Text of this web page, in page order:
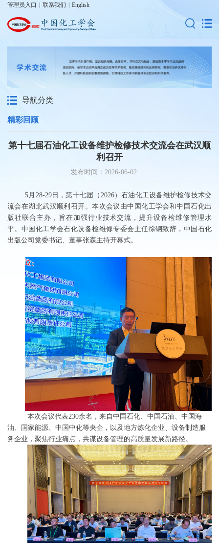
管理员入口 联系我们 English
导航分类
精彩回顾
第十七届石油化工设备维护检修技术交流会在武汉顺
利召开
发布时间：2026-06-02
5月 28-29日，第十七届（ 2026）石油化工设备维护检修技术交
流会在湖北武汉顺利召开。本次会议由中国化工学会和中国石化出
版社联合主办，旨在加强行业技术交流，提升设备检维修管理水
平。中国化工学会石化设备检维修专委会主任徐钢致辞，中国石化
出版公司党委书记、董事张森主持开幕式。
本次会议代表230余名， 来自中国石化、中国石油、中国海
油、国家能源、中国中化等央企，以及地方炼化企业、设备制造服
务企业 ， 聚焦行业痛点，共谋设备管理的高质量发展新路径。